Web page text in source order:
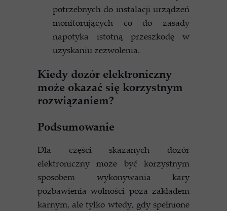
potrzebnych do instalacji urządzeń
monitorujących co do zasady
napotyka istotną przeszkodę w
uzyskaniu zezwolenia.
Kiedy dozór elektroniczny
może okazać się korzystnym
rozwiązaniem?
Podsumowanie
Dla części skazanych dozór
elektroniczny może być korzystnym
sposobem wykonywania kary
pozbawienia wolności poza zakładem
karnym, ale tylko wtedy, gdy spełnione